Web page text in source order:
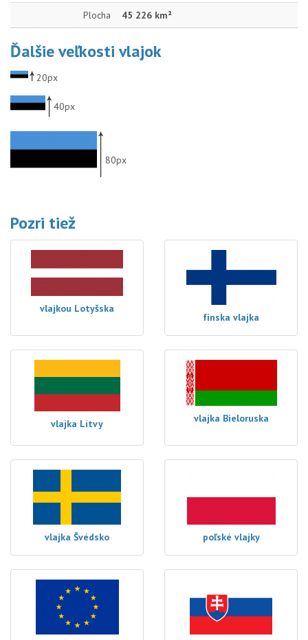
Plocha 45 226 km²
Ďalšie veľkosti vlajok
20px
40px
80px
Pozri tiež
vlajkou Lotyšska
fínska vlajka
vlajka Litvy vlajka Bieloruska
vlajka Švédsko poľské vlajky